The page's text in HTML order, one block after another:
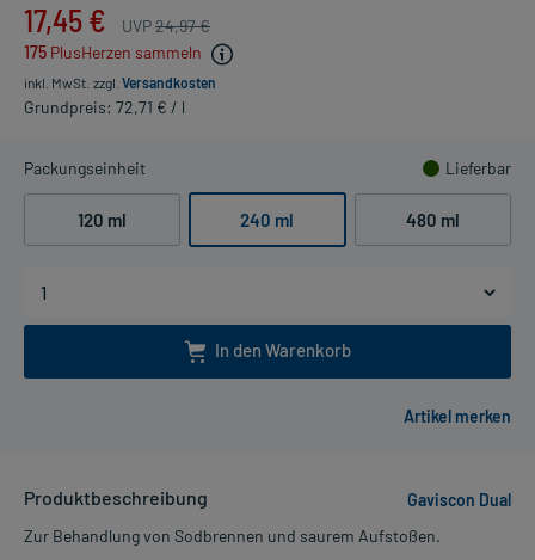
17,45 € UVP24,97 €
175 PlusHerzen sammeln
inkl. MwSt. zzgl. Versandkosten
Grundpreis: 72,71 € / l
Packungseinheit Lieferbar
120 ml 240 ml 480 ml
In den Warenkorb
Produktbeschreibung
Gaviscon Dual
Zur Behandlung von Sodbrennen und saurem Aufstoßen.